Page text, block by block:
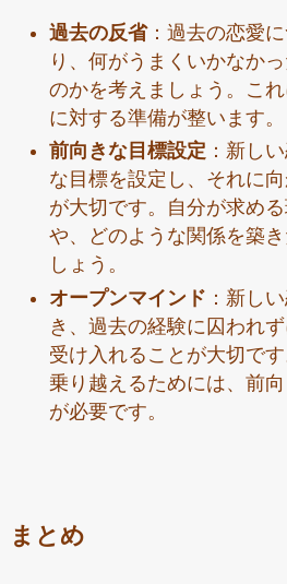
過去の反省：過去の恋愛
り、何がうまくいかなか
のかを考えましょう。こ
に対する準備が整います。
前向きな目標設定 ：新し
な目標を設定し、それに
が大切です。自分が求め
や、どのような関係を築
しょう。
オープンマインド ：新し
き、過去の経験に囚われ
受け入れることが大切で
乗り越えるためには、前
が必要です。
まとめ